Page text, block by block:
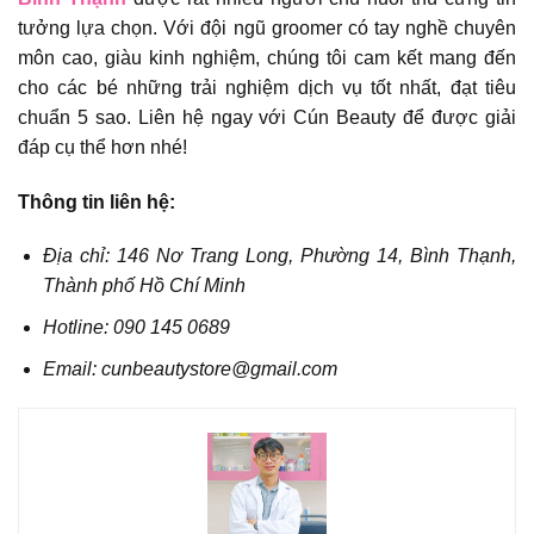
tưởng lựa chọn. Với đội ngũ groomer có tay nghề chuyên
môn cao, giàu kinh nghiệm, chúng tôi cam kết mang đến
cho các bé những trải nghiệm dịch vụ tốt nhất, đạt tiêu
chuẩn 5 sao. Liên hệ ngay với Cún Beauty để được giải
đáp cụ thể hơn nhé!
Thông tin liên hệ:
Địa chỉ: 146 Nơ Trang Long, Phường 14, Bình Thạnh,
Thành phố Hồ Chí Minh
Hotline: 090 145 0689
Email: cunbeautystore@gmail.com